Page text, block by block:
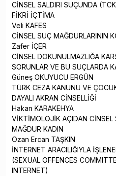
CİNSEL SALDIRI SUÇUNDA
FİKRİ İÇTİMA
Veli KAFES
CİNSEL SUÇ MAĞDURLARININ
Zafer İÇER
CİNSEL DOKUNULMAZLIĞA
SORUNLAR VE BU SUÇLARDA
Güneş OKUYUCU ERGÜN
TÜRK CEZA KANUNU VE
DAYALI AKRAN CİNSELLİĞİ
Hakan KARAKEHYA
VİKTİMOLOJİK AÇIDAN CİNSEL
MAĞDUR KADIN
Ozan Ercan TAŞKIN
İNTERNET ARACILIĞIYLA
(SEXUAL OFFENCES
INTERNET)